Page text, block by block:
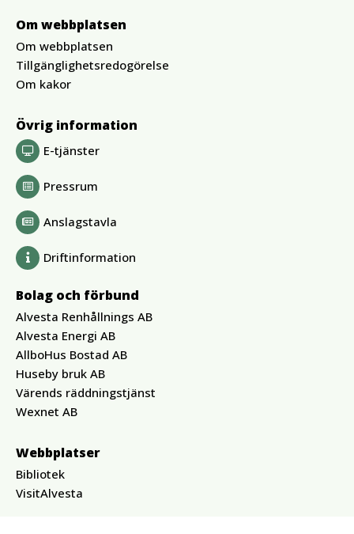
Om webbplatsen
Om webbplatsen
Tillgänglighetsredogörelse
Om kakor
Övrig information
E-tjänster
Pressrum
Anslagstavla
Driftinformation
Bolag och förbund
Alvesta Renhållnings AB
Alvesta Energi AB
AllboHus Bostad AB
Huseby bruk AB
Värends räddningstjänst
Wexnet AB
Webbplatser
Bibliotek
VisitAlvesta